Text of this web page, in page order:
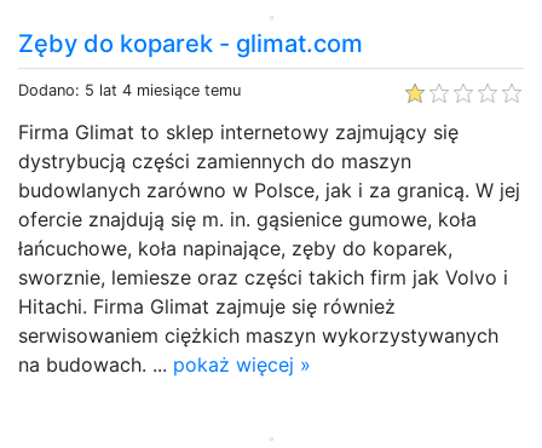
Zęby do koparek - glimat.com
Dodano: 5 lat 4 miesiące temu
Firma Glimat to sklep internetowy zajmujący się
dystrybucją części zamiennych do maszyn
budowlanych zarówno w Polsce, jak i za granicą. W jej
ofercie znajdują się m. in. gąsienice gumowe, koła
łańcuchowe, koła napinające, zęby do koparek,
sworznie, lemiesze oraz części takich firm jak Volvo i
Hitachi. Firma Glimat zajmuje się również
serwisowaniem ciężkich maszyn wykorzystywanych
na budowach. ... pokaż więcej »